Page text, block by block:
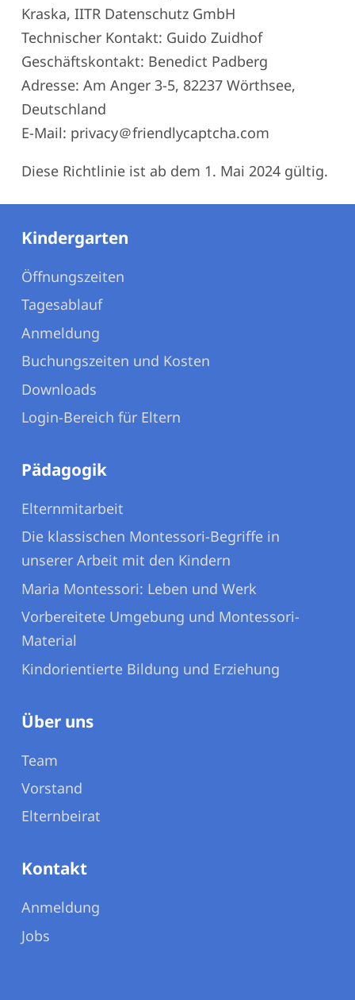
Kraska, IITR Datenschutz GmbH
Technischer Kontakt: Guido Zuidhof
Geschäftskontakt: Benedict Padberg
Adresse: Am Anger 3-5, 82237 Wörthsee,
Deutschland
E-Mail: privacy＠friendlycaptcha.com
Diese Richtlinie ist ab dem 1. Mai 2024 gültig.
Kindergarten
Öffnungszeiten
Tagesablauf
Anmeldung
Buchungszeiten und Kosten
Downloads
Login-Bereich für Eltern
Pädagogik
Elternmitarbeit
Die klassischen Montessori-Begriffe in
unserer Arbeit mit den Kindern
Maria Montessori: Leben und Werk
Vorbereitete Umgebung und Montessori-
Material
Kindorientierte Bildung und Erziehung
Über uns
Team
Vorstand
Elternbeirat
Kontakt
Anmeldung
Jobs